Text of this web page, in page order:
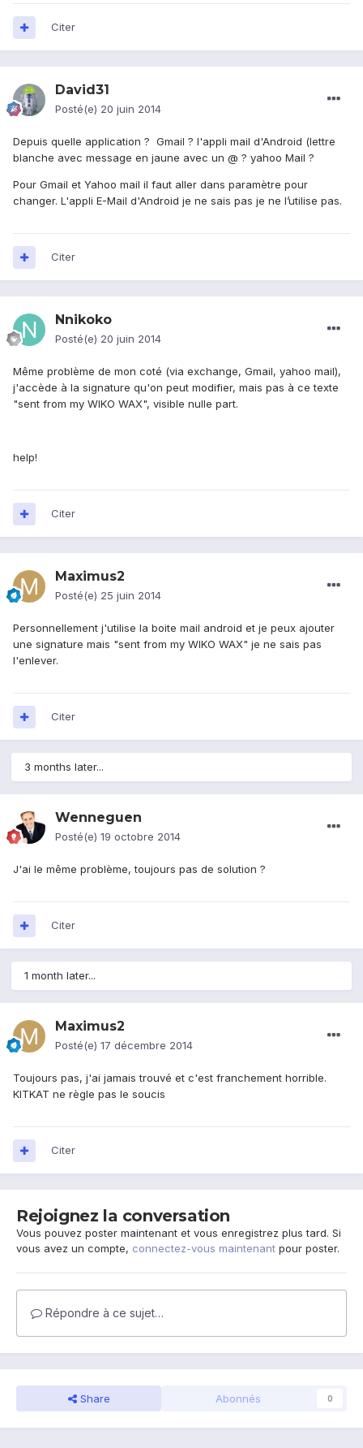
Citer
David31
Posté(e) 20 juin 2014
Depuis quelle application ? Gmail ? l'appli mail d'Android (lettre
blanche avec message en jaune avec un @ ? yahoo Mail ?
Pour Gmail et Yahoo mail il faut aller dans paramètre pour
changer. L'appli E-Mail d'Android je ne sais pas je ne l’utilise pas.
Citer
Nnikoko
Posté(e) 20 juin 2014
Même problème de mon coté (via exchange, Gmail, yahoo mail),
j'accède à la signature qu'on peut modifier, mais pas à ce texte
"sent from my WIKO WAX", visible nulle part.
help!
Citer
Maximus2
Posté(e) 25 juin 2014
Personnellement j'utilise la boite mail android et je peux ajouter
une signature mais "sent from my WIKO WAX" je ne sais pas
l'enlever.
Citer
3 months later...
Wenneguen
Posté(e) 19 octobre 2014
J'ai le même problème, toujours pas de solution ?
Citer
1 month later...
Maximus2
Posté(e) 17 décembre 2014
Toujours pas, j'ai jamais trouvé et c'est franchement horrible.
KITKAT ne règle pas le soucis
Citer
Rejoignez la conversation
Vous pouvez poster maintenant et vous enregistrez plus tard. Si
vous avez un compte, connectez-vous maintenant pour poster.
Répondre à ce sujet…
Share Abonnés 0